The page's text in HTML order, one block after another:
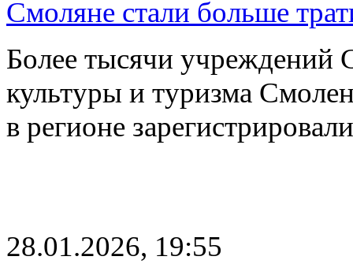
Смоляне стали больше
Более тысячи учреждений
культуры и туризма
в регионе
28.01.2026, 19:55